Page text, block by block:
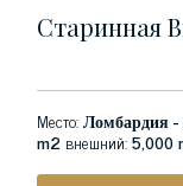
Старинная
Место:Ломбардия
m2 внешний:5,000